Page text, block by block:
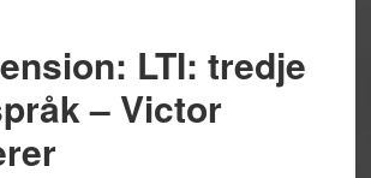
LTI: tredje
– Victor